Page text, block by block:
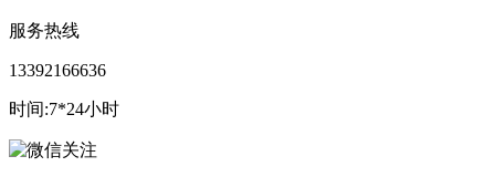
服务热线
13392166636
时间:7*24小时